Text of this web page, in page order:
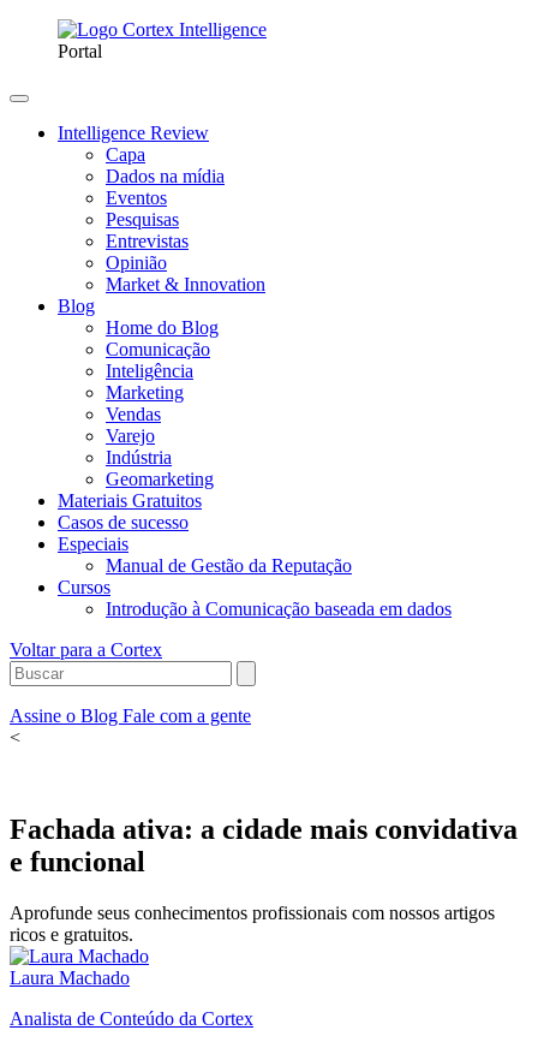
Portal
Intelligence Review
Capa
Dados na mídia
Eventos
Pesquisas
Entrevistas
Opinião
Market & Innovation
Blog
Home do Blog
Comunicação
Inteligência
Marketing
Vendas
Varejo
Indústria
Geomarketing
Materiais Gratuitos
Casos de sucesso
Especiais
Manual de Gestão da Reputação
Cursos
Introdução à Comunicação baseada em dados
Voltar para a Cortex
Assine o Blog Fale com a gente
<
Fachada ativa: a cidade mais convidativa
e funcional
Aprofunde seus conhecimentos profissionais com nossos artigos
ricos e gratuitos.
Laura Machado
Analista de Conteúdo da Cortex